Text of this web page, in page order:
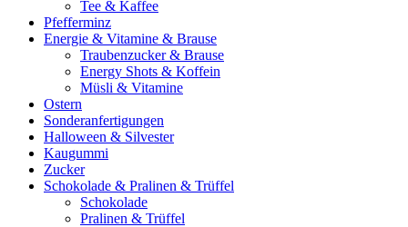
Tee & Kaffee
Pfefferminz
Energie & Vitamine & Brause
Traubenzucker & Brause
Energy Shots & Koffein
Müsli & Vitamine
Ostern
Sonderanfertigungen
Halloween & Silvester
Kaugummi
Zucker
Schokolade & Pralinen & Trüffel
Schokolade
Pralinen & Trüffel